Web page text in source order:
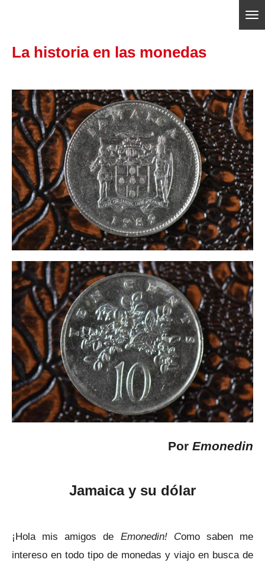
contenido
La historia en las monedas
Por Emonedin
Jamaica y su dólar
¡Hola mis amigos de Emonedin! Como saben me
intereso en todo tipo de monedas y viajo en busca de